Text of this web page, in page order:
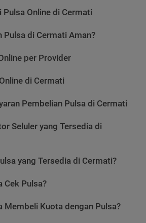
Pulsa Online di Cermati
Pulsa di Cermati Aman?
per Provider
di Cermati
Pembelian Pulsa di Cermati
Seluler yang Tersedia di
yang Tersedia di Cermati?
Cek Pulsa?
Membeli Kuota dengan Pulsa?